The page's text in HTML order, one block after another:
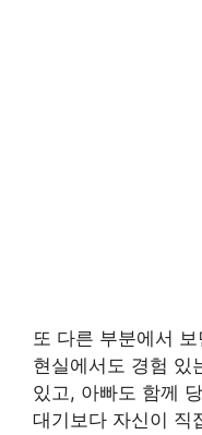
또 다른 부분에서
현실에서도 경험 있
있고, 아빠도 함께
대기보다 자신이 직